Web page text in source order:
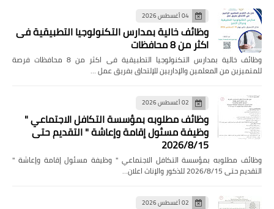
04 أغسطس 2026
وظائف خالية بمدارس التكنولوجيا التطبيقية فى
اكثر من 8 محافظات
وظائف خالية بمدارس التكنولوجيا التطبيقية فى اكثر من 8 محافظات فرصة
للمتميزين من المعلمين والإداريين للإلتحاق بفريق عمل …
02 أغسطس 2026
وظائف مطلوبه بمؤسسة التكافل الاجتماعي "
وظيفة مسئول إقامة وإعاشة " التقديم حتى
2026/8/15
وظائف مطلوبه بمؤسسة التكافل الاجتماعي " وظيفة مسئول إقامة وإعاشة "
التقديم حتى 2026/8/15 للذكور والإناث اعلان…
02 أغسطس 2026